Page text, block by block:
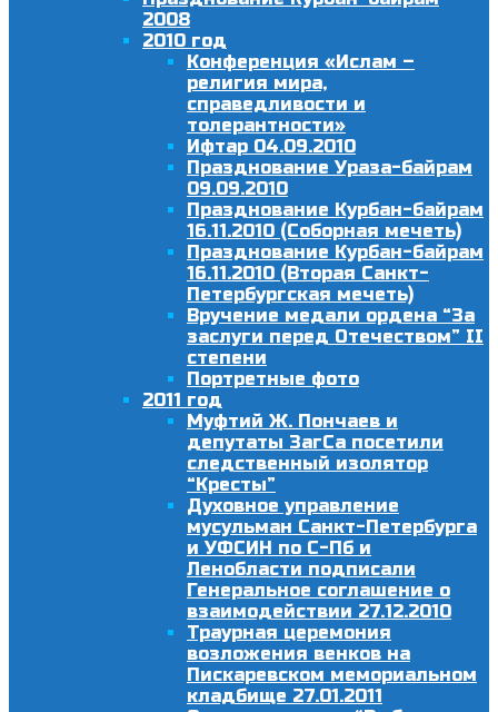
2008
2010 год
Конференция «Ислам –
религия мира,
справедливости и
толерантности»
Ифтар 04.09.2010
Празднование Ураза-байрам
09.09.2010
Празднование Курбан-байрам
16.11.2010 (Соборная мечеть)
Празднование Курбан-байрам
16.11.2010 (Вторая Санкт-
Петербургская мечеть)
Вручение медали ордена “За
заслуги перед Отечеством” II
степени
Портретные фото
2011 год
Муфтий Ж. Пончаев и
депутаты ЗагСа посетили
следственный изолятор
“Кресты”
Духовное управление
мусульман Санкт-Петербурга
и УФСИН по С-Пб и
Ленобласти подписали
Генеральное соглашение о
взаимодействии 27.12.2010
Траурная церемония
возложения венков на
Пискаревском мемориальном
кладбище 27.01.2011